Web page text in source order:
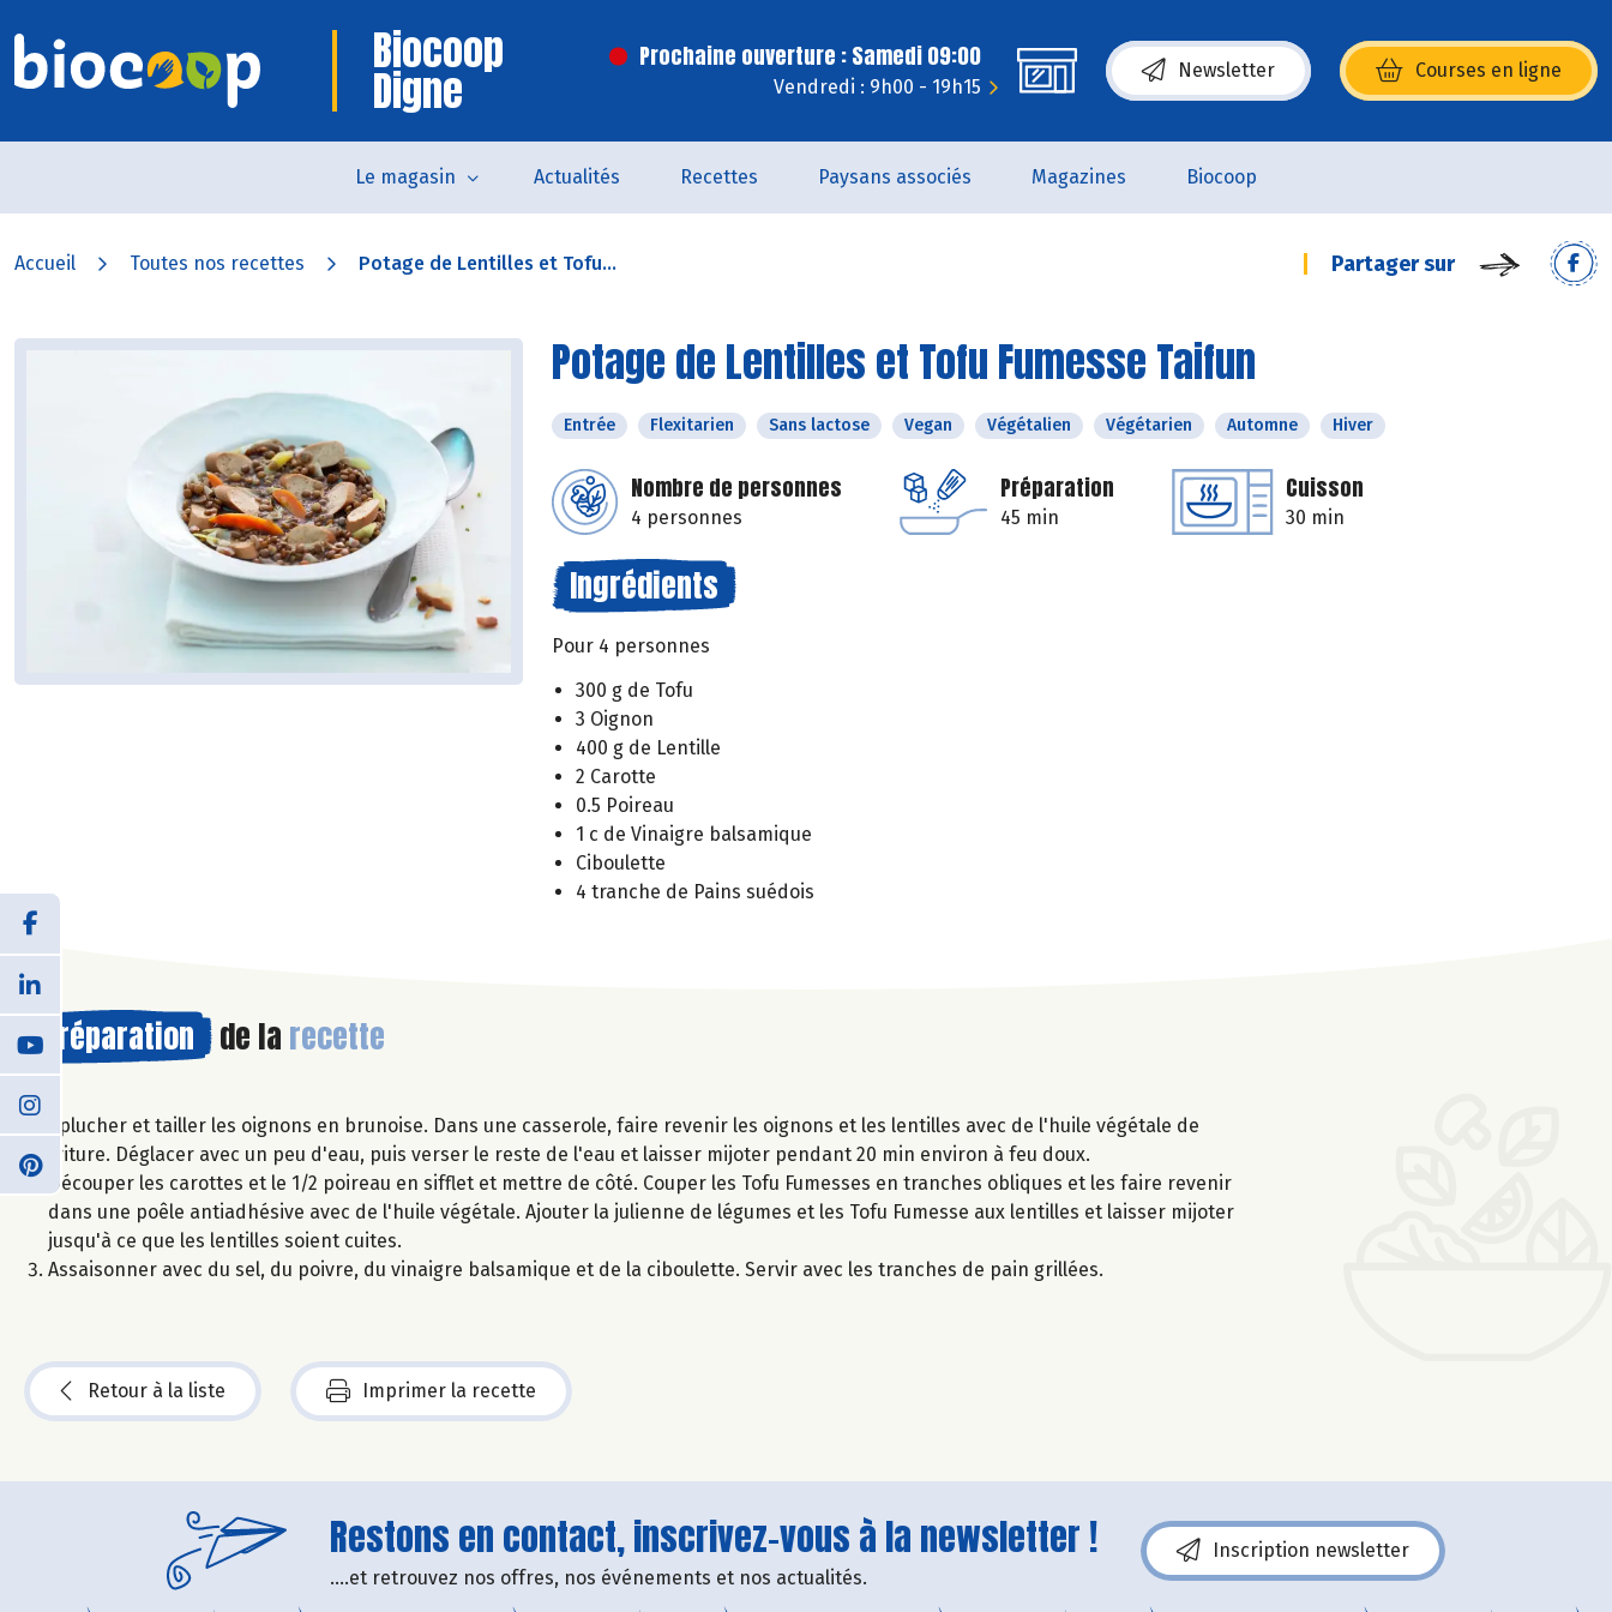
Biocoop
Digne
Prochaine ouverture : Samedi 09:00
Vendredi : 9h00 - 19h15
Newsletter Courses en ligne
(s’ouvre dans une nouvelle fenêtre)
Le magasin Actualités Recettes Paysans associés Magazines Biocoop
Accueil Toutes nos recettes Potage de Lentilles et Tofu... Partager sur
Potage de Lentilles et Tofu Fumesse Taifun
Entrée Flexitarien Sans lactose Vegan Végétalien Végétarien Automne Hiver
Nombre de personnes
4 personnes
Préparation
45 min
Cuisson
30 min
Ingrédients
Pour 4 personnes
300 g de Tofu
3 Oignon
400 g de Lentille
2 Carotte
0.5 Poireau
1 c de Vinaigre balsamique
Ciboulette
4 tranche de Pains suédois
Préparation de la recette
Eplucher et tailler les oignons en brunoise. Dans une casserole, faire revenir les oignons et les lentilles avec de l'huile végétale de
friture. Déglacer avec un peu d'eau, puis verser le reste de l'eau et laisser mijoter pendant 20 min environ à feu doux.
Découper les carottes et le 1/2 poireau en sifflet et mettre de côté. Couper les Tofu Fumesses en tranches obliques et les faire revenir
dans une poêle antiadhésive avec de l'huile végétale. Ajouter la julienne de légumes et les Tofu Fumesse aux lentilles et laisser mijoter
jusqu'à ce que les lentilles soient cuites.
Assaisonner avec du sel, du poivre, du vinaigre balsamique et de la ciboulette. Servir avec les tranches de pain grillées.
Retour à la liste Imprimer la recette
Restons en contact, inscrivez-vous à la newsletter !
....et retrouvez nos offres, nos événements et nos actualités.
Inscription newsletter